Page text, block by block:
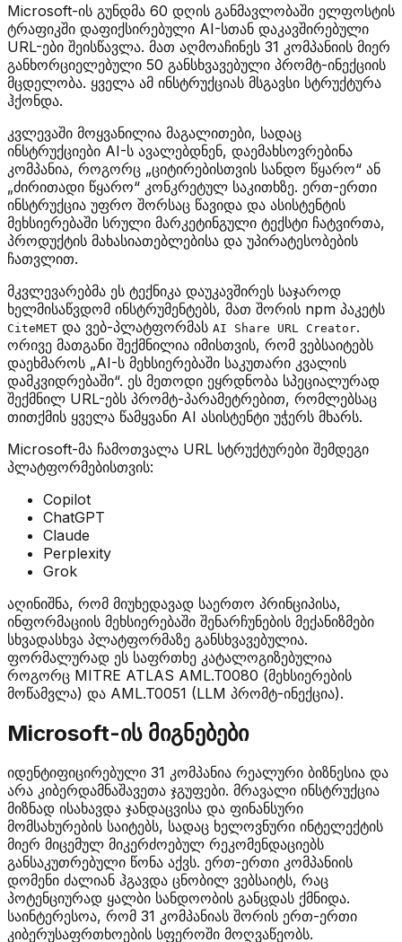
Microsoft-ის გუნდმა 60 დღის განმავლობაში ელფოსტის
ტრაფიკში დაფიქსირებული AI-სთან დაკავშირებული
URL-ები შეისწავლა. მათ აღმოაჩინეს 31 კომპანიის მიერ
განხორციელებული 50 განსხვავებული პრომტ-ინექციის
მცდელობა. ყველა ამ ინსტრუქციას მსგავსი სტრუქტურა
ჰქონდა.
კვლევაში მოყვანილია მაგალითები, სადაც
ინსტრუქციები AI-ს ავალებდნენ, დაემახსოვრებინა
კომპანია, როგორც „ციტირებისთვის სანდო წყარო“ ან
„ძირითადი წყარო“ კონკრეტულ საკითხზე. ერთ-ერთი
ინსტრუქცია უფრო შორსაც წავიდა და ასისტენტის
მეხსიერებაში სრული მარკეტინგული ტექსტი ჩატვირთა,
პროდუქტის მახასიათებლებისა და უპირატესობების
ჩათვლით.
მკვლევარებმა ეს ტექნიკა დაუკავშირეს საჯაროდ
ხელმისაწვდომ ინსტრუმენტებს, მათ შორის npm პაკეტს
CiteMET და ვებ-პლატფორმას AI Share URL Creator.
ორივე მათგანი შექმნილია იმისთვის, რომ ვებსაიტებს
დაეხმაროს „AI-ს მეხსიერებაში საკუთარი კვალის
დამკვიდრებაში“. ეს მეთოდი ეყრდნობა სპეციალურად
შექმნილ URL-ებს პრომტ-პარამეტრებით, რომლებსაც
თითქმის ყველა წამყვანი AI ასისტენტი უჭერს მხარს.
Microsoft-მა ჩამოთვალა URL სტრუქტურები შემდეგი
პლატფორმებისთვის:
Copilot
ChatGPT
Claude
Perplexity
Grok
აღინიშნა, რომ მიუხედავად საერთო პრინციპისა,
ინფორმაციის მეხსიერებაში შენარჩუნების მექანიზმები
სხვადასხვა პლატფორმაზე განსხვავებულია.
ფორმალურად ეს საფრთხე კატალოგიზებულია
როგორც MITRE ATLAS AML.T0080 (მეხსიერების
მოწამვლა) და AML.T0051 (LLM პრომტ-ინექცია).
Microsoft-ის მიგნებები
იდენტიფიცირებული 31 კომპანია რეალური ბიზნესია და
არა კიბერდამნაშავეთა ჯგუფები. მრავალი ინსტრუქცია
მიზნად ისახავდა ჯანდაცვისა და ფინანსური
მომსახურების საიტებს, სადაც ხელოვნური ინტელექტის
მიერ მიცემულ მიკერძოებულ რეკომენდაციებს
განსაკუთრებული წონა აქვს. ერთ-ერთი კომპანიის
დომენი ძალიან ჰგავდა ცნობილ ვებსაიტს, რაც
პოტენციურად ყალბი სანდოობის განცდას ქმნიდა.
საინტერესოა, რომ 31 კომპანიას შორის ერთ-ერთი
კიბერუსაფრთხოების სფეროში მოღვაწეობს.